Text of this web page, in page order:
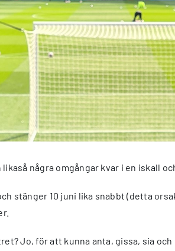
några omgångar kvar i en iskall
stänger 10 juni lika snabbt (detta
Jo, för att kunna anta, gissa, sia